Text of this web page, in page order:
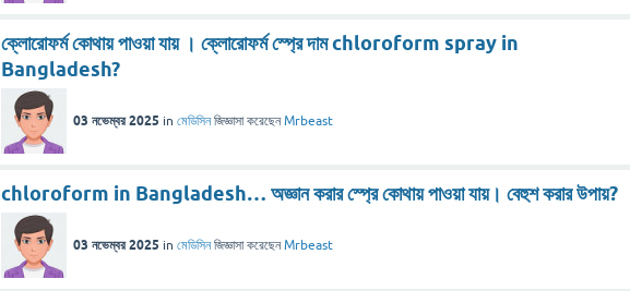
ক্লোরোফর্ম কোথায় পাওয়া যায় । ক্লোরোফর্ম স্প্রে দাম chloroform spray in
Bangladesh?
03 নভেম্বর 2025 in মেডিসিন জিজ্ঞাসা করেছেনMrbeast
chloroform in Bangladesh… অজ্ঞান করার স্প্রে কোথায় পাওয়া যায়। বেহুশ করার উপায়?
03 নভেম্বর 2025 in মেডিসিন জিজ্ঞাসা করেছেনMrbeast